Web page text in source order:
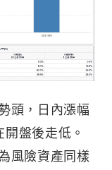
頭，日內漲幅
盤後走低。
風險資產同樣